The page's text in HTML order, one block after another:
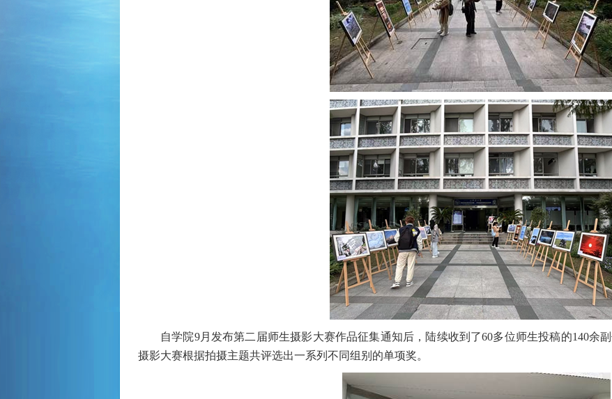
自学院9月发布第二届师生摄影大赛作品征集通知后，陆续收到了60多位师生投稿的140余
摄影大赛根据拍摄主题共评选出一系列不同组别的单项奖。